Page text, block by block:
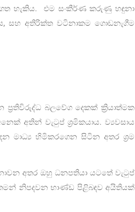
ගත හැකිය. එම සංකීර්ණ කරුණු හඳුනා
සහ අතිරික්ත වටිනාකම ගොඩනැගීම
ප්‍රතිවිරුද්ධ බලවේග දෙකක් ක්‍රියාත්මක
අතින් වැටුප් ශ්‍රමිකයාය. ව්‍යවසාය
මාධ්‍ය හිමිකරගෙන සිටින අතර ශ්‍රම
අතර ඔහු ධනපතියා යටතේ වැටුප්
තමන් නිපදවන භාණ්ඩ පිළිබඳව අයිතියක්